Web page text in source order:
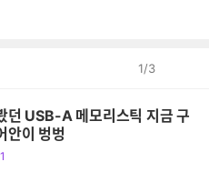
1/3
던 USB-A 메모리스틱 지금 구
안이 벙벙